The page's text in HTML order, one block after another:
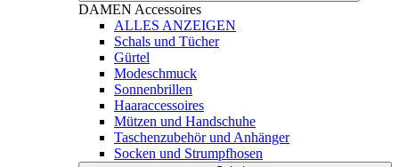
DAMEN Accessoires
ALLES ANZEIGEN
Schals und Tücher
Gürtel
Modeschmuck
Sonnenbrillen
Haaraccessoires
Mützen und Handschuhe
Taschenzubehör und Anhänger
Socken und Strumpfhosen